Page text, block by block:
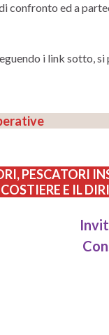
confronto ed a
i link sotto, si
PESCATORI
E IL